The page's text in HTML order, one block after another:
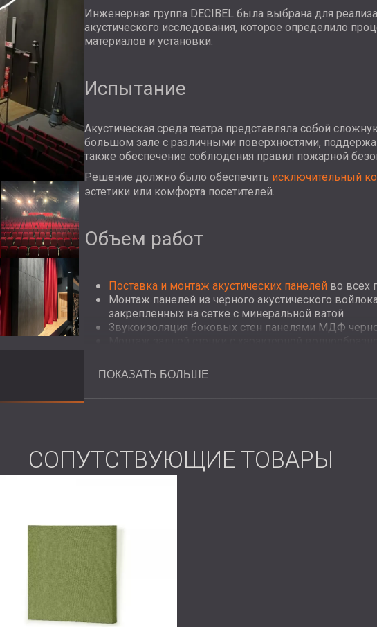
Инженерная группа DECIBEL была выбрана для
акустического исследования, которое определило
материалов и установки.
Испытание
Акустическая среда театра представляла собой
большом зале с различными поверхностями,
также обеспечение соблюдения правил пожарной
Решение должно было обеспечить исключительный
эстетики или комфорта посетителей.
Объем работ
Поставка и монтаж акустических панелей во всех
Монтаж панелей из черного акустического
закрепленных на сетке с минеральной ватой
Звукоизоляция боковых стен панелями МДФ
Акустическая обработка экспериментального
Wall различной толщины и НЧ-резонатора
Компания DECIBEL внедрила комплексную
Стены и потолки отделаны комбинацией гибкой
позволило сбалансировать функциональность и
В главном зале, где точность управления низкими
компания DECIBEL установила акустические панели
резонатором — решением нового поколения,
басовых частот, с которыми стандартные
справиться.
ПОКАЗАТЬ БОЛЬШЕ
СОПУТСТВУЮЩИЕ ТОВАРЫ